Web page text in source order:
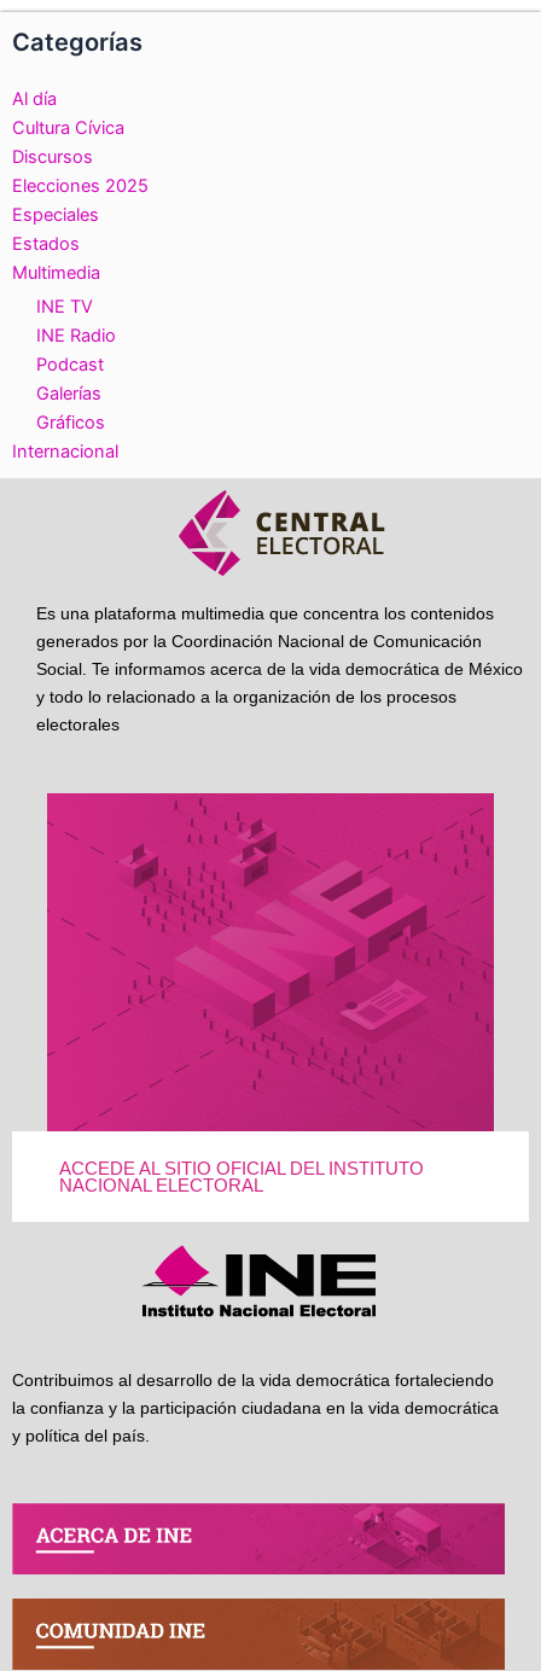
Categorías
Al día
Cultura Cívica
Discursos
Elecciones 2025
Especiales
Estados
Multimedia
INE TV
INE Radio
Podcast
Galerías
Gráficos
Internacional
Es una plataforma multimedia que concentra los contenidos
generados por la Coordinación Nacional de Comunicación
Social. Te informamos acerca de la vida democrática de México
y todo lo relacionado a la organización de los procesos
electorales
ACCEDE AL SITIO OFICIAL DEL INSTITUTO
NACIONAL ELECTORAL
Contribuimos al desarrollo de la vida democrática fortaleciendo
la confianza y la participación ciudadana en la vida democrática
y política del país.